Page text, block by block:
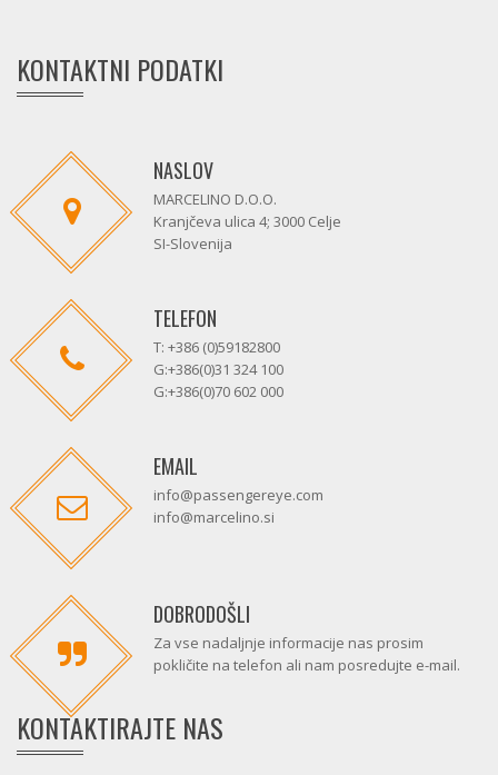
KONTAKTNI PODATKI
NASLOV
MARCELINO D.O.O.
Kranjčeva ulica 4; 3000 Celje
SI-Slovenija
TELEFON
T: +386 (0)59182800
G:+386(0)31 324 100
G:+386(0)70 602 000
EMAIL
info@passengereye.com
info@marcelino.si
DOBRODOŠLI
Za vse nadaljnje informacije nas prosim
pokličite na telefon ali nam posredujte e-mail.
KONTAKTIRAJTE NAS